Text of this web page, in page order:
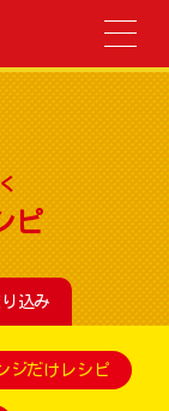
ピ
込み
ジだけレシピ